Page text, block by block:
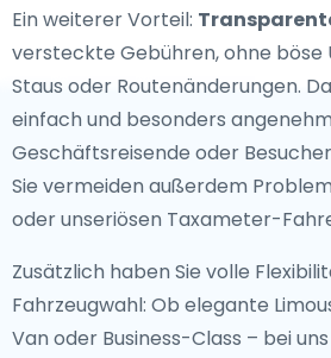
Ein weiterer Vorteil:
versteckte Gebühren, ohne böse
Staus oder Routenänderungen.
einfach und besonders
Geschäftsreisende oder
Sie vermeiden außerdem
oder unseriösen Taxameter-
Zusätzlich haben Sie volle
Fahrzeugwahl: Ob elegante
Van oder Business-Class – bei